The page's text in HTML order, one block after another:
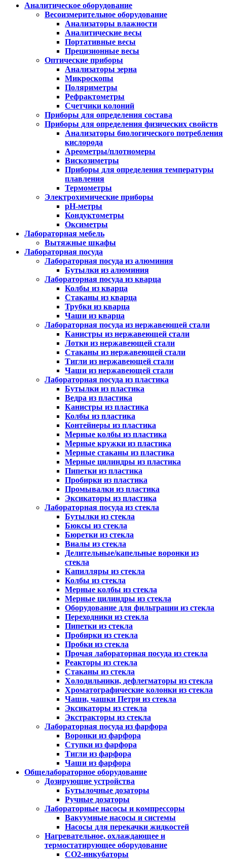
Аналитическое оборудование
Весоизмерительное оборудование
Анализаторы влажности
Аналитические весы
Портативные весы
Прецизионные весы
Оптические приборы
Анализаторы зерна
Микроскопы
Поляриметры
Рефрактометры
Счетчики колоний
Приборы для определения состава
Приборы для определения физических свойств
Анализаторы биологического потребления
кислорода
Ареометры/плотномеры
Вискозиметры
Приборы для определения температуры
плавления
Термометры
Электрохимические приборы
pH-метры
Кондуктометры
Оксиметры
Лабораторная мебель
Вытяжные шкафы
Лабораторная посуда
Лабораторная посуда из алюминия
Бутылки из алюминия
Лабораторная посуда из кварца
Колбы из кварца
Стаканы из кварца
Трубки из кварца
Чаши из кварца
Лабораторная посуда из нержавеющей стали
Канистры из нержавеющей стали
Лотки из нержавеющей стали
Стаканы из нержавеющей стали
Тигли из нержавеющей стали
Чаши из нержавеющей стали
Лабораторная посуда из пластика
Бутылки из пластика
Ведра из пластика
Канистры из пластика
Колбы из пластика
Контейнеры из пластика
Мерные колбы из пластика
Мерные кружки из пластика
Мерные стаканы из пластика
Мерные цилиндры из пластика
Пипетки из пластика
Пробирки из пластика
Промывалки из пластика
Эксикаторы из пластика
Лабораторная посуда из стекла
Бутылки из стекла
Бюксы из стекла
Бюретки из стекла
Виалы из стекла
Делительные/капельные воронки из
стекла
Капилляры из стекла
Колбы из стекла
Мерные колбы из стекла
Мерные цилиндры из стекла
Оборудование для фильтрации из стекла
Переходники из стекла
Пипетки из стекла
Пробирки из стекла
Пробки из стекла
Прочая лабораторная посуда из стекла
Реакторы из стекла
Стаканы из стекла
Холодильники, дефлегматоры из стекла
Хроматографические колонки из стекла
Чаши, чашки Петри из стекла
Эксикаторы из стекла
Экстракторы из стекла
Лабораторная посуда из фарфора
Воронки из фарфора
Ступки из фарфора
Тигли из фарфора
Чаши из фарфора
Общелабораторное оборудование
Дозирующие устройства
Бутылочные дозаторы
Ручные дозаторы
Лабораторные насосы и компрессоры
Вакуумные насосы и системы
Насосы для перекачки жидкостей
Нагревательное, охлаждающее и
термостатирующее оборудование
CO2-инкубаторы